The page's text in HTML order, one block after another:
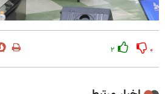
۰ ۲